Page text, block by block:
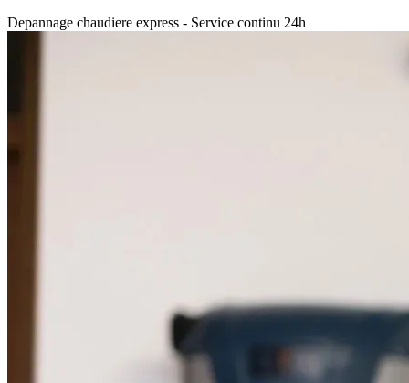
Depannage chaudiere express - Service continu 24h